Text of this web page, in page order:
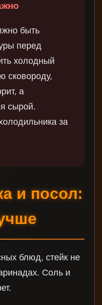
быть
перед
холодный
сковороду,
а
сырой.
за
и посол:
блюд, стейк не
Соль и